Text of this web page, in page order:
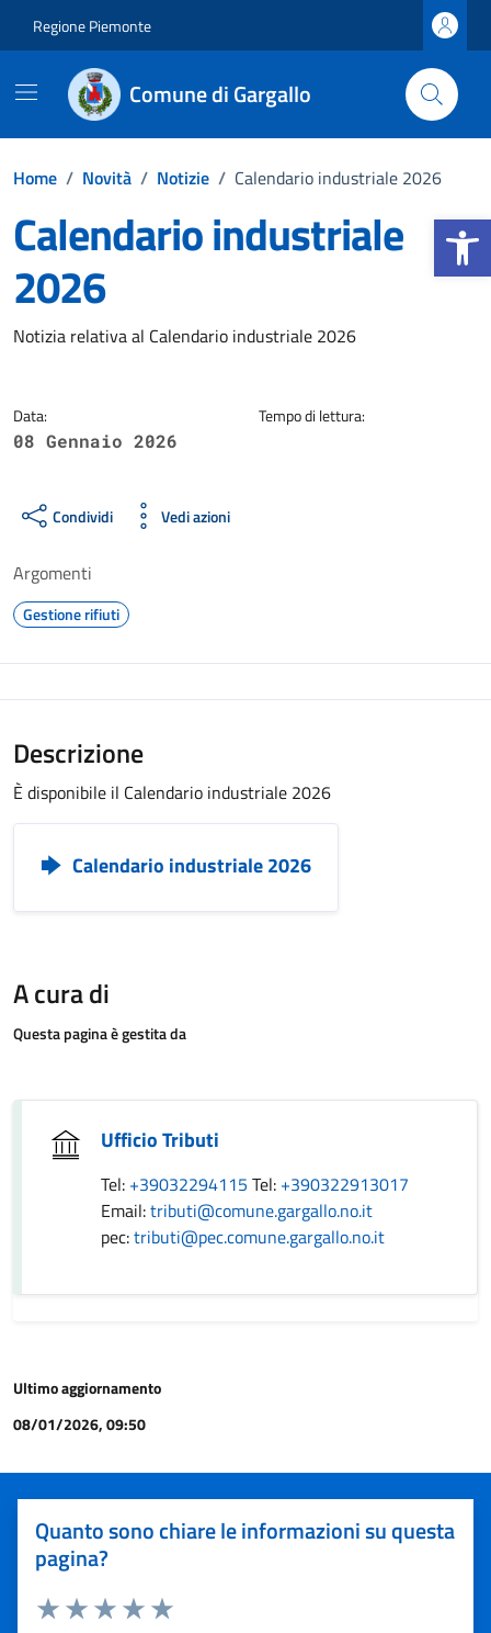
Apri la
Regione Piemonte
Comune di Gargallo
Home / Novità / Notizie / Calendario industriale 2026
Calendario industriale
2026
Dettagli della notizia
Notizia relativa al Calendario industriale 2026
Data:
08 Gennaio 2026
Tempo di lettura:
Condividi Vedi azioni
Argomenti
Gestione rifiuti
Descrizione
È disponibile il Calendario industriale 2026
Calendario industriale 2026
A cura di
Questa pagina è gestita da
Ufficio Tributi
Tel: +39032294115 Tel: +390322913017
Email:tributi@comune.gargallo.no.it
pec:tributi@pec.comune.gargallo.no.it
Ultimo aggiornamento
08/01/2026, 09:50
Quanto sono chiare le informazioni su questa
pagina?